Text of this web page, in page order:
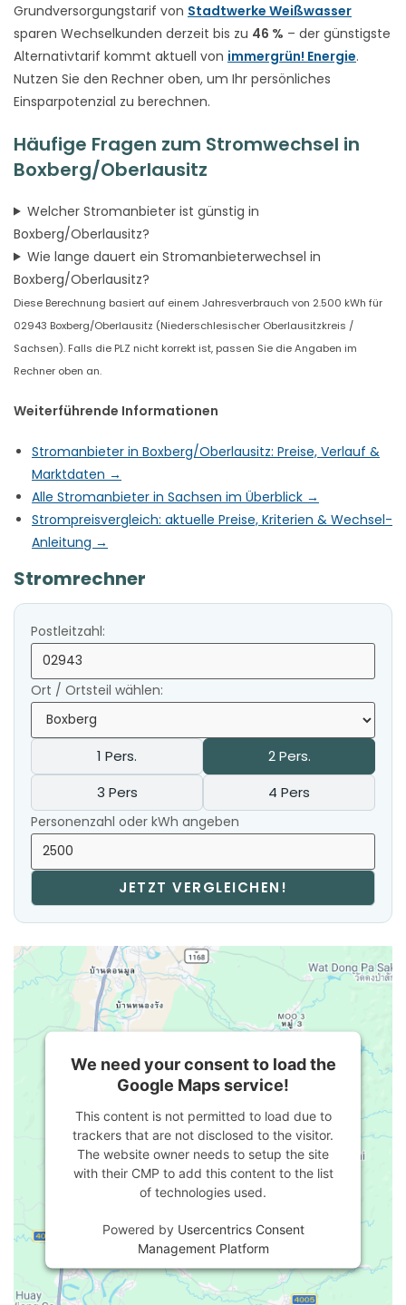
Grundversorgungstarif von Stadtwerke Weißwasser
sparen Wechselkunden derzeit bis zu 46 % – der günstigste
Alternativtarif kommt aktuell von immergrün! Energie.
Nutzen Sie den Rechner oben, um Ihr persönliches
Einsparpotenzial zu berechnen.
Häufige Fragen zum Stromwechsel in
Boxberg/Oberlausitz
Welcher Stromanbieter ist günstig in
Boxberg/Oberlausitz?
Wie lange dauert ein Stromanbieterwechsel in
Boxberg/Oberlausitz?
Diese Berechnung basiert auf einem Jahresverbrauch von 2.500 kWh für
02943 Boxberg/Oberlausitz (Niederschlesischer Oberlausitzkreis /
Sachsen). Falls die PLZ nicht korrekt ist, passen Sie die Angaben im
Rechner oben an.
Weiterführende Informationen
Stromanbieter in Boxberg/Oberlausitz: Preise, Verlauf &
Marktdaten →
Alle Stromanbieter in Sachsen im Überblick →
Strompreisvergleich: aktuelle Preise, Kriterien & Wechsel-
Anleitung →
Stromrechner
Postleitzahl:
Ort / Ortsteil wählen:
1 Pers.
2 Pers.
3 Pers
4 Pers
Personenzahl oder kWh angeben
JETZT VERGLEICHEN!
We need your consent to load the
Google Maps service!
This content is not permitted to load due to
trackers that are not disclosed to the visitor.
The website owner needs to setup the site
with their CMP to add this content to the list
of technologies used.
Powered by Usercentrics Consent
Management Platform